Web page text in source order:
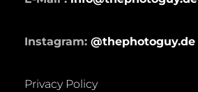
Instagram: @thephotoguy.de
Privacy Policy